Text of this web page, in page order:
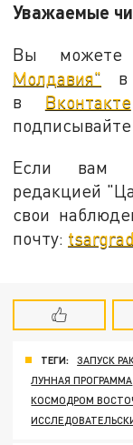
Уважаемые
Вы можете
Молдавия" в
в Вконтакте
Если вам
редакцией
свои
почту:
ТЕГИ: ЗАПУСК
ЛУННАЯ ПРОГРАММА
КОСМОДРОМ